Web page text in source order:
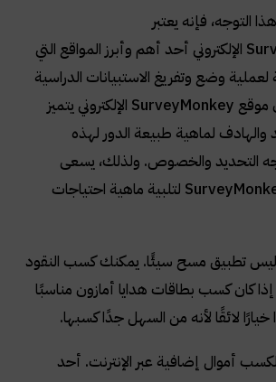
التوجه، فإنه يعتبر
الإلكتروني أحد أهم وأبرز المواقع التي
لعملية وضع وتفريغ الاستبيانات الدراسية
موقع SurveyMonkey الإلكتروني يتميز
والهادف لماهية طبيعة الدور لهذه
التحديد والخصوص. ولذلك، يسعى
لتلبية ماهية احتياجات
ليس تطبيق مسح سيئًا. يمكنك كسب النقود
كان كسب بطاقات هدايا أمازون مناسبًا
لائقًا لأنه من السهل جدًا كسبها.
أموال إضافية عبر الإنترنت. أحد